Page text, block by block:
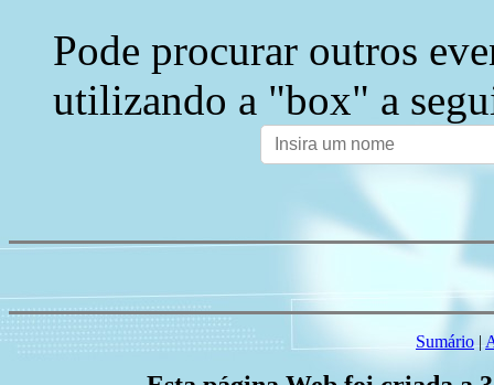
Pode procurar outros
utilizando a "box" a
Sumário |